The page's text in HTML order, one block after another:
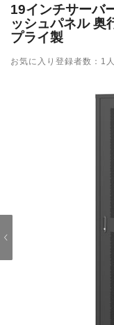
19インチサーバ
ッシュパネル 奥
プライ製
お気に入り登録者数：1人